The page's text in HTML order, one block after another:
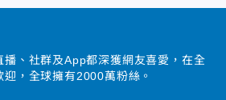
播、社群及App都深獲網友喜愛，在全
，全球擁有2000萬粉絲。